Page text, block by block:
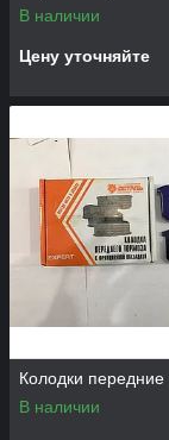
В наличии
Цену уточняйте
Колодки передние
В наличии